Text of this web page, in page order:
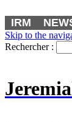
IRM
Skip to the
Rechercher :